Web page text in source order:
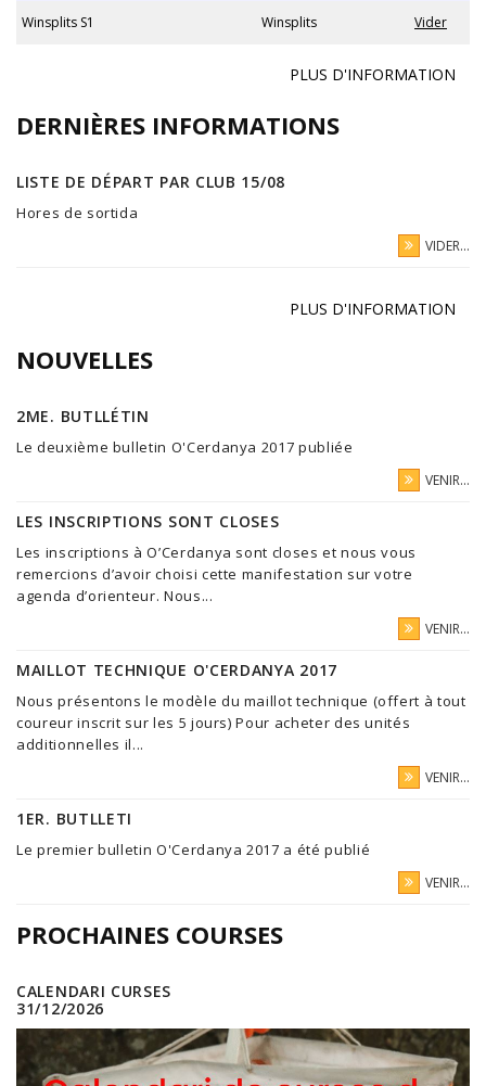
Winsplits S1 Winsplits Vider
PLUS D'INFORMATION
DERNIÈRES INFORMATIONS
LISTE DE DÉPART PAR CLUB 15/08
Hores de sortida
VIDER...
PLUS D'INFORMATION
NOUVELLES
2ME. BUTLLÉTIN
Le deuxième bulletin O'Cerdanya 2017 publiée
VENIR...
LES INSCRIPTIONS SONT CLOSES
Les inscriptions à O’Cerdanya sont closes et nous vous
remercions d’avoir choisi cette manifestation sur votre
agenda d’orienteur. Nous...
VENIR...
MAILLOT TECHNIQUE O'CERDANYA 2017
Nous présentons le modèle du maillot technique (offert à tout
coureur inscrit sur les 5 jours) Pour acheter des unités
additionnelles il...
VENIR...
1ER. BUTLLETI
Le premier bulletin O'Cerdanya 2017 a été publié
VENIR...
PROCHAINES COURSES
CALENDARI CURSES
31/12/2026